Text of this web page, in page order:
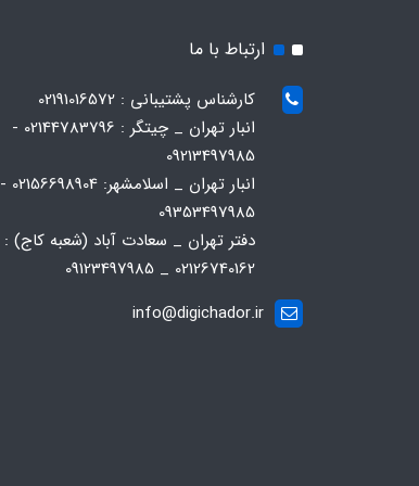
ارتباط با ما
کارشناس پشتیبانی : 02191016572
انبار تهران _ چیتگر : 02144783796 -
09213497985
انبار تهران _ اسلامشهر: 02156698904 -
09353497985
دفتر تهران _ سعادت آباد (شعبه کاج) :
02126740162 _ 09123497985
info@digichador.ir